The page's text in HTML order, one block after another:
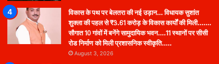
विकास के पथ पर बेलतरा की नई उड़ान… विधायक सुशांत
शुक्ला की पहल से ₹3.61 करोड़ के विकास कार्यों की मिली…….
सौगात 10 गांवों में बनेंगे सामुदायिक भवन….11 स्थानों पर सीसी
रोड निर्माण को मिली प्रशासनिक स्वीकृति…..
August 3, 2026